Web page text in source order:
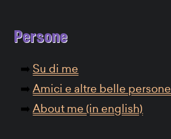
Persone
Su di me
Amici e altre belle persone
About me (in english)